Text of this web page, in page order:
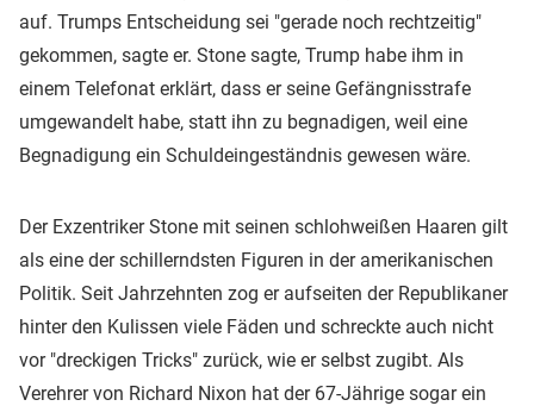
auf. Trumps Entscheidung sei "gerade noch rechtzeitig"
gekommen, sagte er. Stone sagte, Trump habe ihm in
einem Telefonat erklärt, dass er seine Gefängnisstrafe
umgewandelt habe, statt ihn zu begnadigen, weil eine
Begnadigung ein Schuldeingeständnis gewesen wäre.
Der Exzentriker Stone mit seinen schlohweißen Haaren gilt
als eine der schillerndsten Figuren in der amerikanischen
Politik. Seit Jahrzehnten zog er aufseiten der Republikaner
hinter den Kulissen viele Fäden und schreckte auch nicht
vor "dreckigen Tricks" zurück, wie er selbst zugibt. Als
Verehrer von Richard Nixon hat der 67-Jährige sogar ein